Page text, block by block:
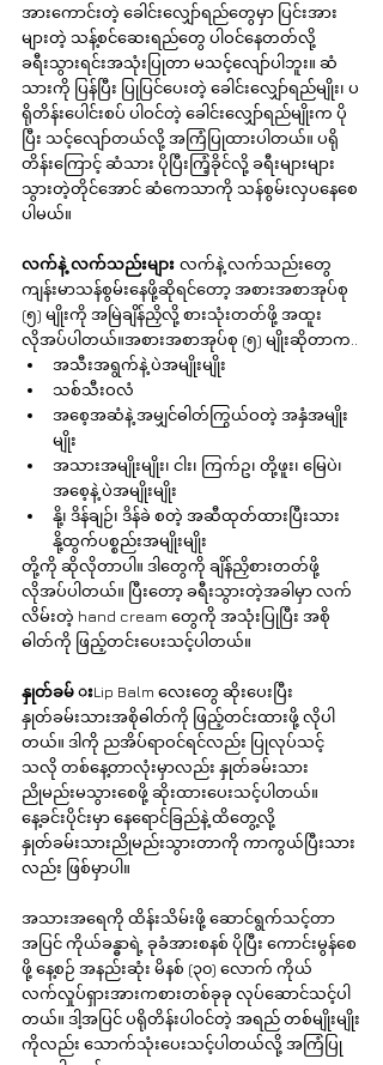
အားကောင်းတဲ့ ခေါင်းလျှော်ရည်တွေမှာ ပြင်းအား
များတဲ့ သန့်စင်ဆေးရည်တွေ ပါဝင်နေတတ်လို့
ခရီးသွားရင်းအသုံးပြုတာ မသင့်လျော်ပါဘူး။ ဆံ
သားကို ပြန်ပြီး ပြုပြင်ပေးတဲ့ ခေါင်းလျှော်ရည်မျိုး၊ ပ
ရိုတိန်းပေါင်းစပ် ပါဝင်တဲ့ ခေါင်းလျှော်ရည်မျိုးက ပို
ပြီး သင့်လျော်တယ်လို့ အကြံပြုထားပါတယ်။ ပရို
တိန်းကြောင့် ဆံသား ပိုပြီးကြံ့ခိုင်လို့ ခရီးများများ
သွားတဲ့တိုင်အောင် ဆံကေသာကို သန်စွမ်းလှပနေစေ
ပါမယ်။
လက်နဲ့ လက်သည်းများ လက်နဲ့ လက်သည်းတွေ
ကျန်းမာသန်စွမ်းနေဖို့ဆိုရင်တော့ အစားအစာအုပ်စု
(၅) မျိုးကို အမြဲချိန်ညှိလို့ စားသုံးတတ်ဖို့ အထူး
လိုအပ်ပါတယ်။အစားအစာအုပ်စု (၅) မျိုးဆိုတာက..
အသီးအရွက်နဲ့ ပဲအမျိုးမျိုး
သစ်သီးဝလံ
အစေ့အဆံနဲ့ အမျှင်ဓါတ်ကြွယ်ဝတဲ့ အနှံအမျိုး
မျိုး
အသားအမျိုးမျိုး၊ ငါး၊ ကြက်ဥ၊ တို့ဖူး၊ မြေပဲ၊
အစေ့နဲ့ ပဲအမျိုးမျိုး
နို့၊ ဒိန်ချဉ်၊ ဒိန်ခဲ စတဲ့ အဆီထုတ်ထားပြီးသား
နို့ထွက်ပစ္စည်းအမျိုးမျိုး
တို့ကို ဆိုလိုတာပါ။ ဒါတွေကို ချိန်ညှိစားတတ်ဖို့
လိုအပ်ပါတယ်။ ပြီးတော့ ခရီးသွားတဲ့အခါမှာ လက်
လိမ်းတဲ့ hand cream တွေကို အသုံးပြုပြီး အစို
ဓါတ်ကို ဖြည့်တင်းပေးသင့်ပါတယ်။
နှုတ်ခမ် းLip Balm လေးတွေ ဆိုးပေးပြီး
နှုတ်ခမ်းသားအစိုဓါတ်ကို ဖြည့်တင်းထားဖို့ လိုပါ
တယ်။ ဒါကို ညအိပ်ရာဝင်ရင်လည်း ပြုလုပ်သင့်
သလို တစ်နေ့တာလုံးမှာလည်း နှုတ်ခမ်းသား
ညိုမည်းမသွားစေဖို့ ဆိုးထားပေးသင့်ပါတယ်။
နေ့ခင်းပိုင်းမှာ နေရောင်ခြည်နဲ့ ထိတွေ့လို့
နှုတ်ခမ်းသားညိုမည်းသွားတာကို ကာကွယ်ပြီးသား
လည်း ဖြစ်မှာပါ။
အသားအရေကို ထိန်းသိမ်းဖို့ ဆောင်ရွက်သင့်တာ
အပြင် ကိုယ်ခန္ဓာရဲ့ ခုခံအားစနစ် ပိုပြီး ကောင်းမွန်စေ
ဖို့ နေ့စဉ် အနည်းဆုံး မိနစ် (၃၀) လောက် ကိုယ်
လက်လှုပ်ရှားအားကစားတစ်ခုခု လုပ်ဆောင်သင့်ပါ
တယ်။ ဒါ့အပြင် ပရိုတိန်းပါဝင်တဲ့ အရည် တစ်မျိုးမျိုး
ကိုလည်း သောက်သုံးပေးသင့်ပါတယ်လို့ အကြံပြု